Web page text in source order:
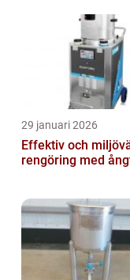
29 januari 2026
Effektiv och
rengöring med